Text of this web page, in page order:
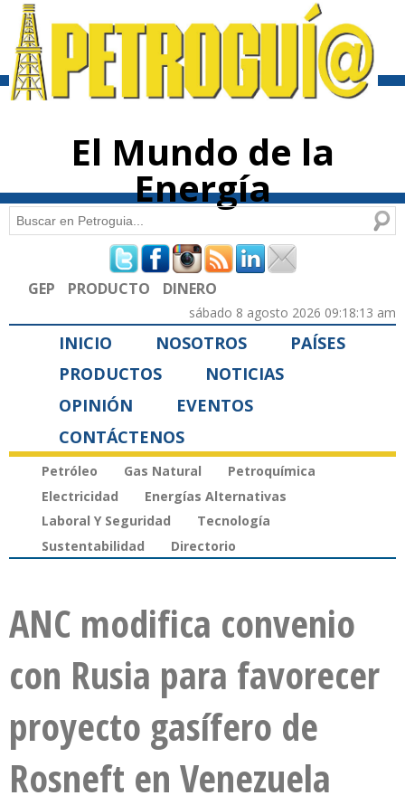
contenido
El Mundo de la
Energía
Formulario de búsqueda
Buscar
GEP PRODUCTO DINERO
sábado 8 agosto 2026 09:18:13 am
INICIO NOSOTROS
PAÍSES
PRODUCTOS
NOTICIAS
OPINIÓN
EVENTOS
CONTÁCTENOS
Petróleo Gas Natural
Petroquímica
Electricidad
Energías Alternativas
Laboral Y Seguridad
Tecnología
Sustentabilidad
Directorio
ANC modifica convenio
con Rusia para favorecer
proyecto gasífero de
Rosneft en Venezuela